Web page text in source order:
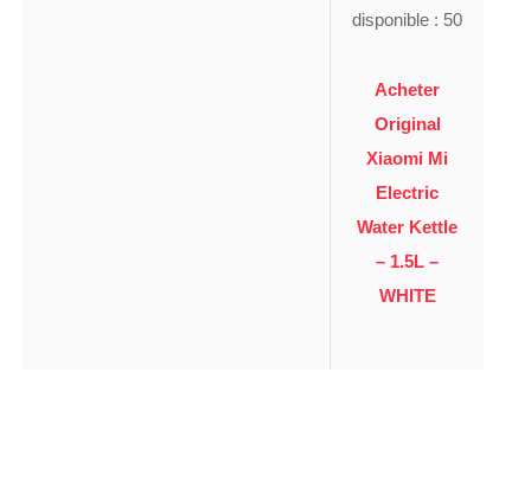
disponible : 50
Acheter
Original
Xiaomi Mi
Electric
Water Kettle
– 1.5L –
WHITE